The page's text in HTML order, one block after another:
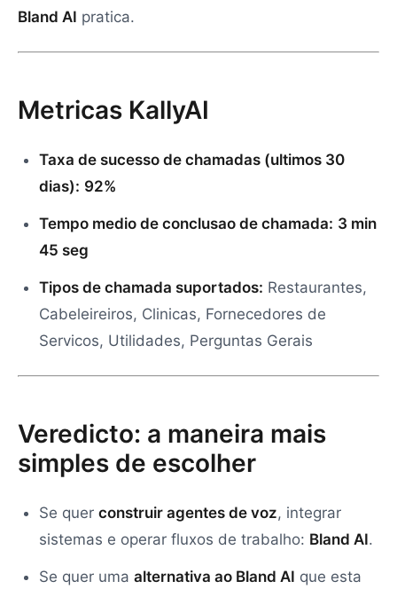
Bland AI pratica.
Metricas KallyAI
Taxa de sucesso de chamadas (ultimos 30
dias): 92%
Tempo medio de conclusao de chamada: 3 min
45 seg
Tipos de chamada suportados: Restaurantes,
Cabeleireiros, Clinicas, Fornecedores de
Servicos, Utilidades, Perguntas Gerais
Veredicto: a maneira mais
simples de escolher
Se quer construir agentes de voz, integrar
sistemas e operar fluxos de trabalho: Bland AI.
Se quer uma alternativa ao Bland AI que esta